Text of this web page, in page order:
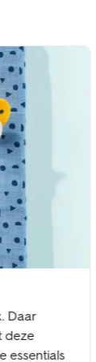
Daar
deze
essentials